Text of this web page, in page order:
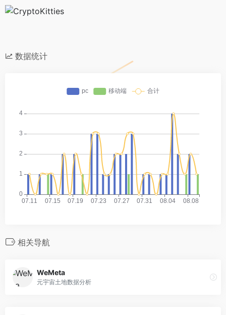
数据统计
相关导航
WeMeta
元宇宙土地数据分析